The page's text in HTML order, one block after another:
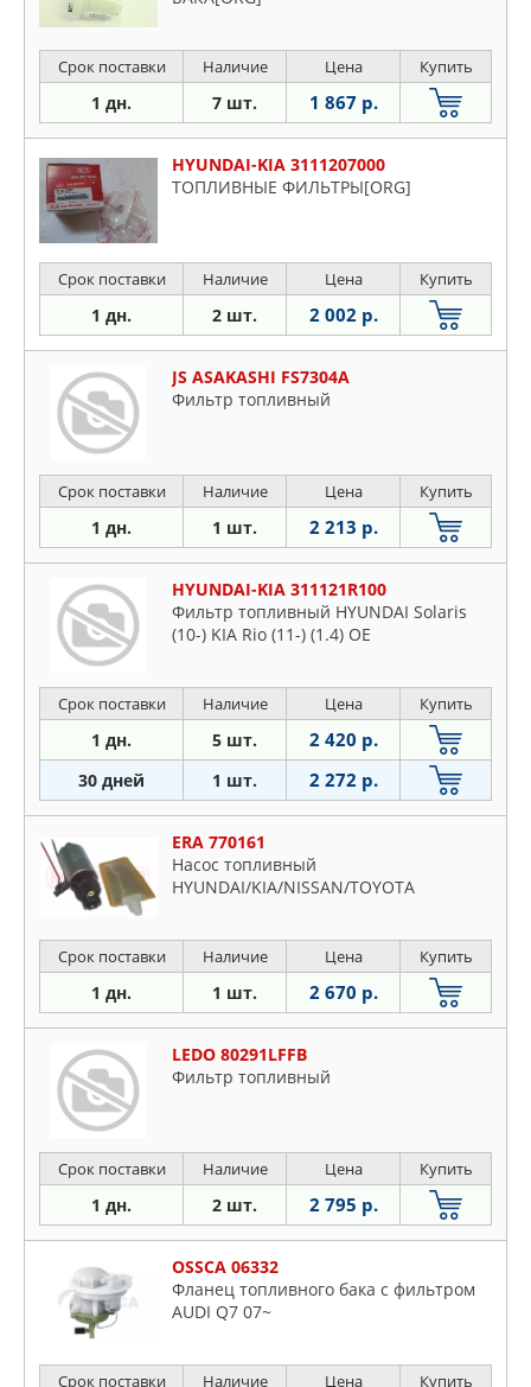
Срок поставки Наличие Цена Купить
1 дн. 7 шт. 1 867 р.
HYUNDAI-KIA 3111207000
ТОПЛИВНЫЕ ФИЛЬТРЫ[ORG]
Срок поставки Наличие Цена Купить
1 дн. 2 шт. 2 002 р.
JS ASAKASHI FS7304A
Фильтр топливный
Срок поставки Наличие Цена Купить
1 дн. 1 шт. 2 213 р.
HYUNDAI-KIA 311121R100
Фильтр топливный HYUNDAI Solaris
(10-) KIA Rio (11-) (1.4) OE
Срок поставки Наличие Цена Купить
1 дн. 5 шт. 2 420 р.
30 дней 1 шт. 2 272 р.
ERA 770161
Насос топливный
HYUNDAI/KIA/NISSAN/TOYOTA
Срок поставки Наличие Цена Купить
1 дн. 1 шт. 2 670 р.
LEDO 80291LFFB
Фильтр топливный
Срок поставки Наличие Цена Купить
1 дн. 2 шт. 2 795 р.
OSSCA 06332
Фланец топливного бака с фильтром
AUDI Q7 07~
Срок поставки Наличие Цена Купить